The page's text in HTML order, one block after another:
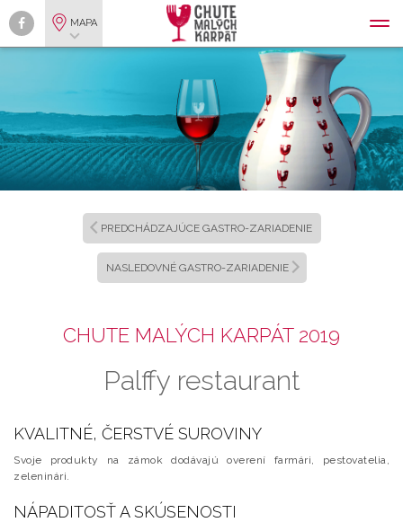
MAPA
PREDCHÁDZAJÚCE GASTRO-ZARIADENIE
NASLEDOVNÉ GASTRO-ZARIADENIE
CHUTE MALÝCH KARPÁT 2019
Palffy restaurant
KVALITNÉ, ČERSTVÉ SUROVINY
Svoje produkty na zámok dodávajú overení farmári, pestovatelia,
zeleninári.
NÁPADITOSŤ A SKÚSENOSTI